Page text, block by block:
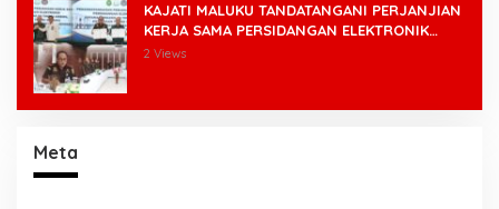
KAJATI MALUKU TANDATANGANI PERJANJIAN
KERJA SAMA PERSIDANGAN ELEKTRONIK
BERSAMA PENGADILAN TINGGI AMBON DAN
2 Views
Meta